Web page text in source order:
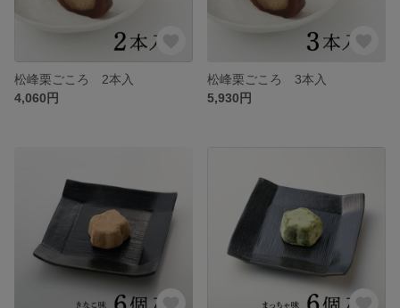
松峰栗ごころ 2本入
4,060円
松峰栗ごころ 3本入
5,930円